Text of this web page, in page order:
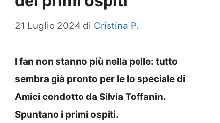
21 Luglio 2024 di Cristina P.
I fan non stanno più nella pelle: tutto
sembra già pronto per le lo speciale di
Amici condotto da Silvia Toffanin.
Spuntano i primi ospiti.